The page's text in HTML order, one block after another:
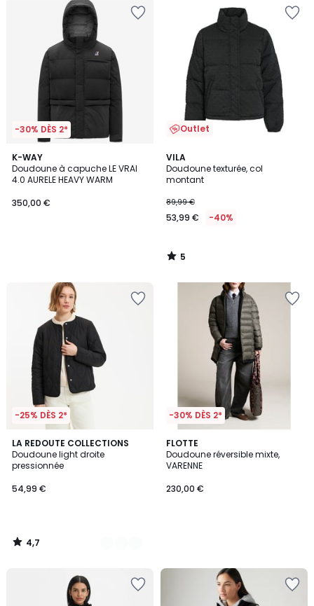
-30% DÈS 2*
K-WAY
Doudoune à capuche LE VRAI
4.0 AURELE HEAVY WARM
350,00 €
Outlet
VILA
Doudoune texturée, col
montant
89,99 €
53,99 € -40%
5
/
5
5
/
-25% DÈS 2*
LA REDOUTE COLLECTIONS
Doudoune light droite
pressionnée
54,99 €
4,7
/ 5
2
Couleurs
4,7
/
-30% DÈS 2*
FLOTTE
Doudoune réversible mixte,
VARENNE
230,00 €